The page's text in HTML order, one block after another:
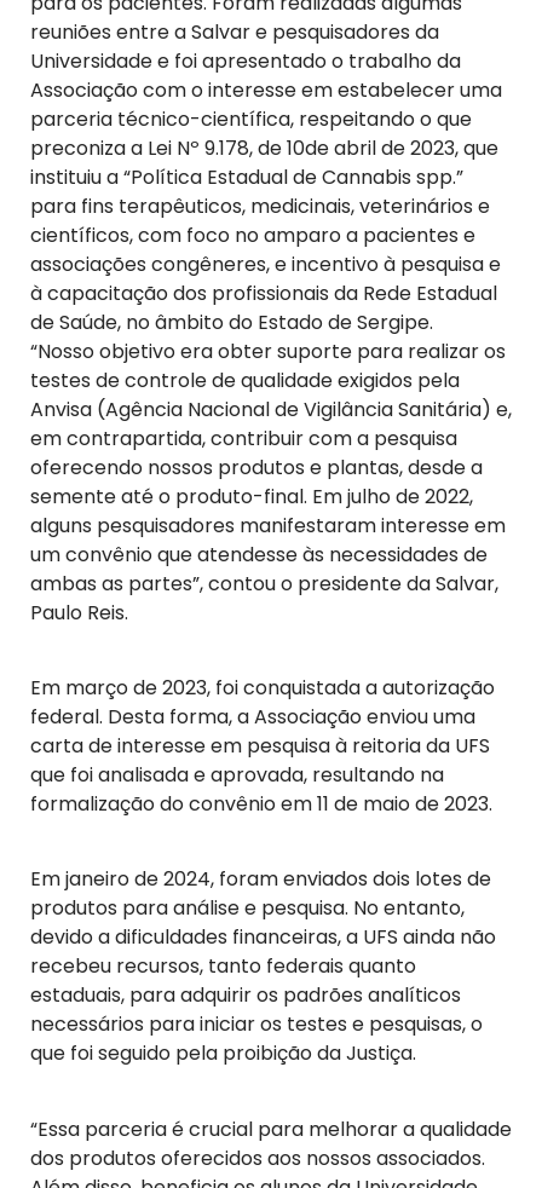
reuniões entre a Salvar e pesquisadores da
Universidade e foi apresentado o trabalho da
Associação com o interesse em estabelecer uma
parceria técnico-científica, respeitando o que
preconiza a Lei Nº 9.178, de 10de abril de 2023, que
instituiu a “Política Estadual de Cannabis spp.”
para fins terapêuticos, medicinais, veterinários e
científicos, com foco no amparo a pacientes e
associações congêneres, e incentivo à pesquisa e
à capacitação dos profissionais da Rede Estadual
de Saúde, no âmbito do Estado de Sergipe.
“Nosso objetivo era obter suporte para realizar os
testes de controle de qualidade exigidos pela
Anvisa (Agência Nacional de Vigilância Sanitária) e,
em contrapartida, contribuir com a pesquisa
oferecendo nossos produtos e plantas, desde a
semente até o produto-final. Em julho de 2022,
alguns pesquisadores manifestaram interesse em
um convênio que atendesse às necessidades de
ambas as partes”, contou o presidente da Salvar,
Paulo Reis.
Em março de 2023, foi conquistada a autorização
federal. Desta forma, a Associação enviou uma
carta de interesse em pesquisa à reitoria da UFS
que foi analisada e aprovada, resultando na
formalização do convênio em 11 de maio de 2023.
Em janeiro de 2024, foram enviados dois lotes de
produtos para análise e pesquisa. No entanto,
devido a dificuldades financeiras, a UFS ainda não
recebeu recursos, tanto federais quanto
estaduais, para adquirir os padrões analíticos
necessários para iniciar os testes e pesquisas, o
que foi seguido pela proibição da Justiça.
“Essa parceria é crucial para melhorar a qualidade
dos produtos oferecidos aos nossos associados.